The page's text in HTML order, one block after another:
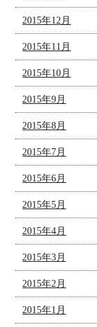
2015年12月
2015年11月
2015年10月
2015年9月
2015年8月
2015年7月
2015年6月
2015年5月
2015年4月
2015年3月
2015年2月
2015年1月